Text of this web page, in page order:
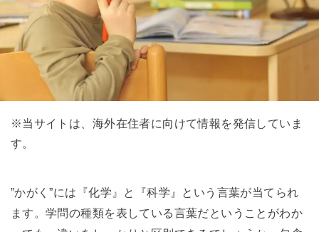
※当サイトは、海外在住者に向けて情報を発信していま
す。
”かがく”には『化学』と『科学』という言葉が当てられ
ます。学問の種類を表している言葉だということがわか